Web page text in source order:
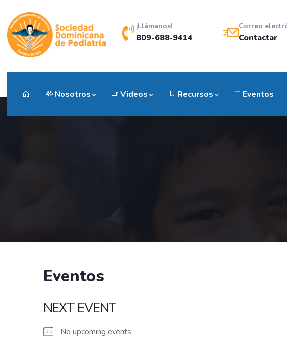
¡Llámanos!
809-688-9414
Correo
Contactar
Nosotros Videos Recursos Eventos
Eventos
NEXT EVENT
No upcoming events